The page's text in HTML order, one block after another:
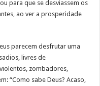
para que se desviassem os
ao ver a prosperidade
parecem desfrutar uma
livres de
zombadores,
“Como sabe Deus? Acaso,